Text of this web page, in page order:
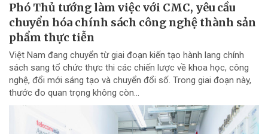
Phó Thủ tướng làm việc với CMC, yêu cầu
chuyển hóa chính sách công nghệ thành sản
phẩm thực tiễn
Việt Nam đang chuyển từ giai đoạn kiến tạo hành lang chính
sách sang tổ chức thực thi các chiến lược về khoa học, công
nghệ, đổi mới sáng tạo và chuyển đổi số. Trong giai đoạn này,
thước đo quan trọng không còn...